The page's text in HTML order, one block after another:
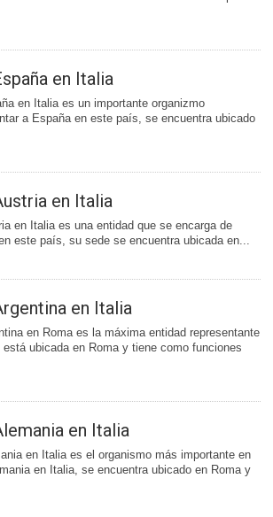
en Italia
en Italia es un importante organizmo
a España en este país, se encuentra ubicado
en Italia
en Italia es una entidad que se encarga de
este país, su sede se encuentra ubicada en...
en Italia
en Roma es la máxima entidad representante
ubicada en Roma y tiene como funciones
en Italia
en Italia es el organismo más importante en
en Italia, se encuentra ubicado en Roma y